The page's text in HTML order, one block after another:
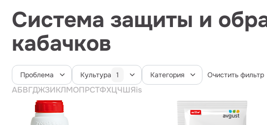
Система защиты и
кабачков
Проблема Культура 1 Категория Очистить фильтр
АБВГДЖЗИКЛМОПРСТФХЦЧШЯis